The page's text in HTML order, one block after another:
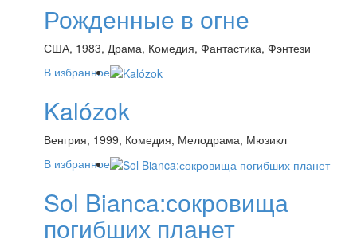
Рожденные в огне
США, 1983, Драма, Комедия, Фантастика, Фэнтези
В избранное
Kalózok
Венгрия, 1999, Комедия, Мелодрама, Мюзикл
В избранное
Sol Bianca:сокровища
погибших планет